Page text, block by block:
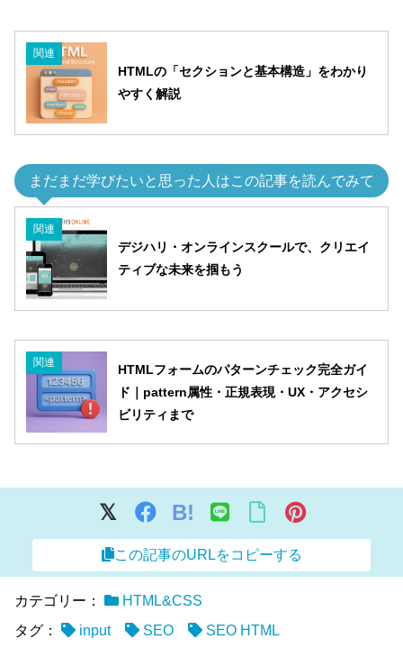
関連
HTMLの「セクションと基本構造」をわかり
やすく解説
まだまだ学びたいと思った人はこの記事を読んでみて
関連
デジハリ・オンラインスクールで、クリエイ
ティブな未来を掴もう
関連
HTMLフォームのパターンチェック完全ガイ
ド｜pattern属性・正規表現・UX・アクセシ
ビリティまで
B!
この記事のURLをコピーする
カテゴリー：
HTML&CSS
タグ：
input SEO
SEO HTML